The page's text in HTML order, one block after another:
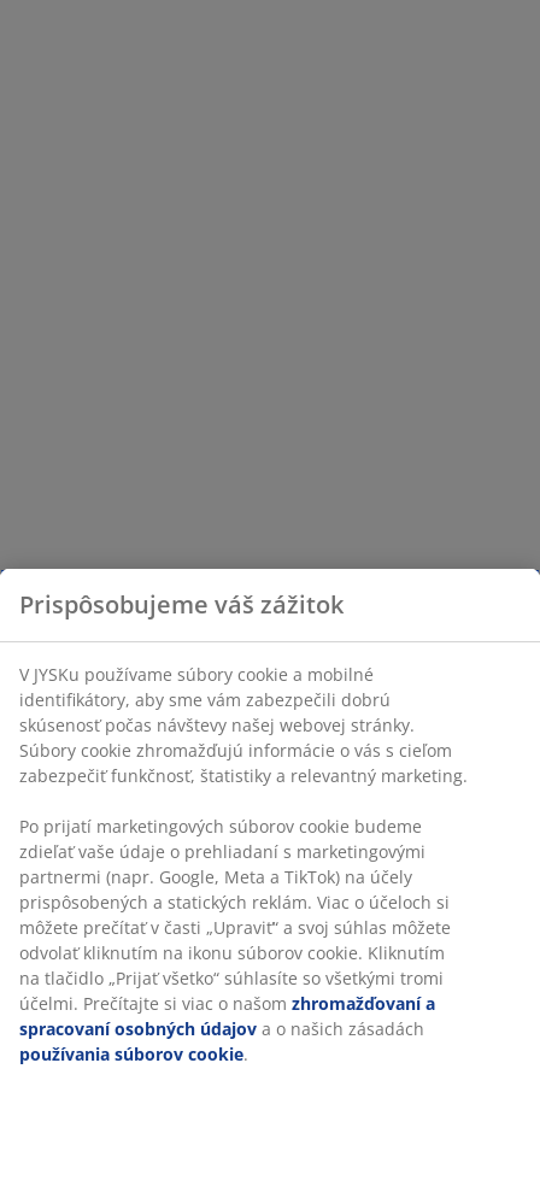
Prispôsobujeme váš zážitok
V JYSKu používame súbory cookie a mobilné
identifikátory, aby sme vám zabezpečili dobrú
skúsenosť počas návštevy našej webovej stránky.
Súbory cookie zhromažďujú informácie o vás s cieľom
zabezpečiť funkčnosť, štatistiky a relevantný marketing.
Po prijatí marketingových súborov cookie budeme
zdieľať vaše údaje o prehliadaní s marketingovými
partnermi (napr. Google, Meta a TikTok) na účely
prispôsobených a statických reklám. Viac o účeloch si
môžete prečítať v časti „Upraviť“ a svoj súhlas môžete
odvolať kliknutím na ikonu súborov cookie. Kliknutím
na tlačidlo „Prijať všetko“ súhlasíte so všetkými tromi
účelmi. Prečítajte si viac o našom zhromažďovaní a
spracovaní osobných údajov a o našich zásadách
používania súborov cookie.